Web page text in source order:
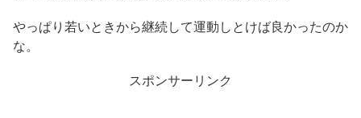
やっぱり若いときから継続して運動しとけば良かったのか
な。
スポンサーリンク